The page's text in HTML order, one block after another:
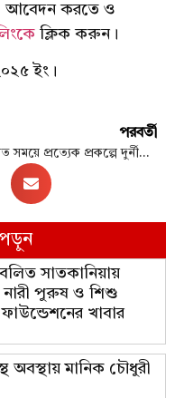
আবেদন করতে ও
ক্লিক করুন।
ইং।
পরবর্তী
বিগত সময়ে প্রত্যেক প্রকল্পে দুর্নীতি হয়েছে: শারমীন এস মুরশিদ
সাতকানিয়ায়
নারী পুরুষ ও শিশু
খাবার
অবস্থায় মানিক চৌধুরী